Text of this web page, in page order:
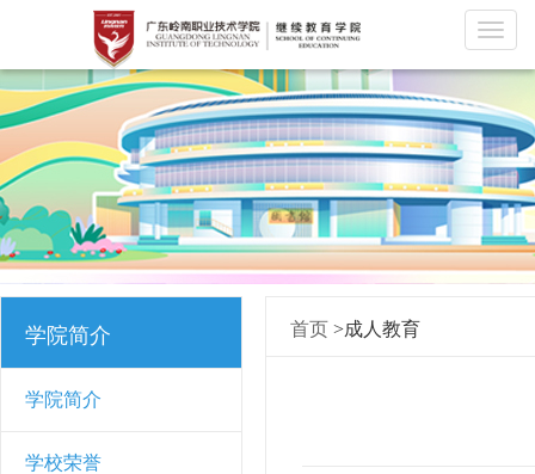
导
学院简介
学院简介
学校荣誉
首页 >成人教育